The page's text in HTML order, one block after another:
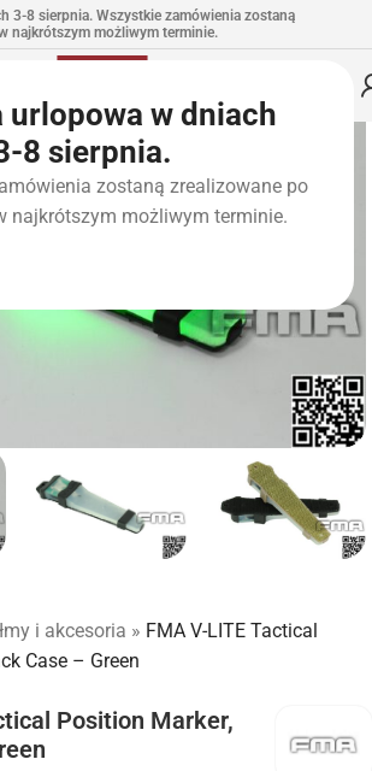
urlopowa w dniach
8 sierpnia.
zostaną zrealizowane po
najkrótszym możliwym terminie.
3-8 sierpnia. Wszystkie zamówienia zostaną
najkrótszym możliwym terminie.
i akcesoria » FMA V-LITE Tactical
Case – Green
Position Marker,